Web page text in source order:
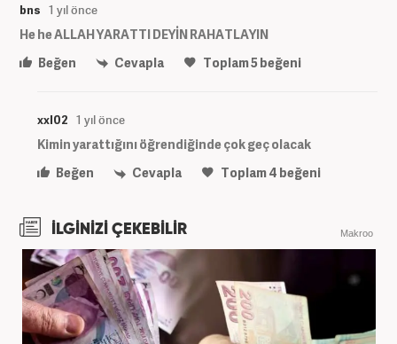
bns 1 yıl önce
He he ALLAH YARATTI DEYİN RAHATLAYIN
Beğen
Cevapla Toplam5beğeni
xxl02 1 yıl önce
Kimin yarattığını öğrendiğinde çok geç olacak
Beğen
Cevapla Toplam4 beğeni
İLGİNİZİ ÇEKEBİLİR Makroo